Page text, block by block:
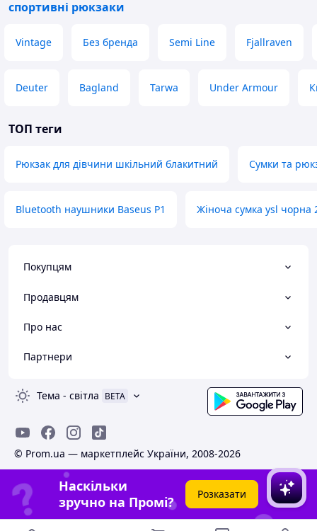
спортивні рюкзаки
Vintage Без бренда Semi Line Fjallraven
Deuter Bagland Tarwa Under Armour
ТОП теги
Рюкзак для дівчини шкільний блакитний Сумки та
Bluetooth наушники Baseus P1 Жіноча сумка ysl чорна
Покупцям
Продавцям
Про нас
Партнери
Тема - світла BETA
© Prom.ua — маркетплейс України, 2008-2026
Наскільки
зручно на Промі?
Розказати